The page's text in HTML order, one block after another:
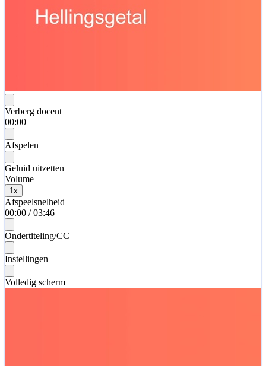
Verberg docent
00:00
Afspelen
Geluid uitzetten
Volume
1x
Afspeelsnelheid
00:00 / 03:46
Ondertiteling/CC
Instellingen
Volledig scherm